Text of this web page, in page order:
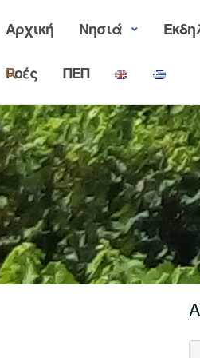
Αρχική Νησιά
Ροές ΠΕΠ